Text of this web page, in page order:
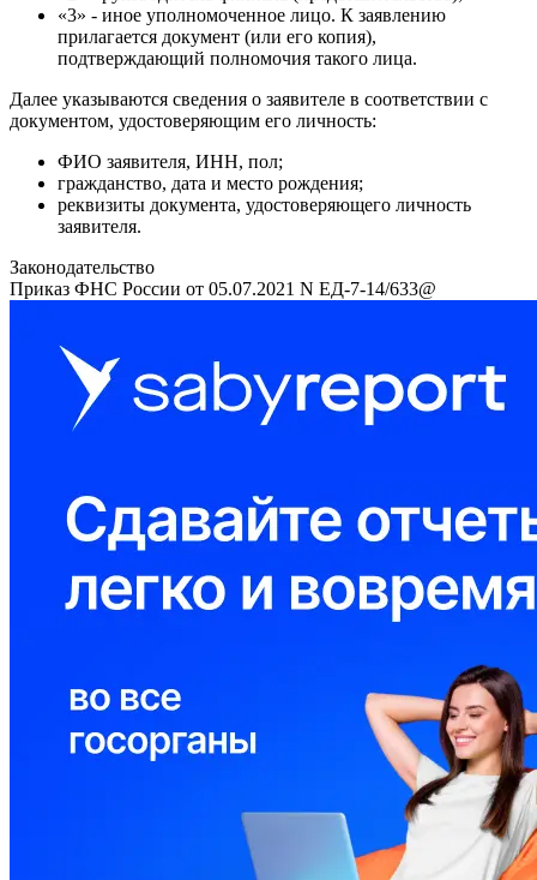
«3» - иное уполномоченное лицо. К заявлению
прилагается документ (или его копия),
подтверждающий полномочия такого лица.
Далее указываются сведения о заявителе в соответствии с
документом, удостоверяющим его личность:
ФИО заявителя, ИНН, пол;
гражданство, дата и место рождения;
реквизиты документа, удостоверяющего личность
заявителя.
Законодательство
Приказ ФНС России от 05.07.2021 N ЕД-7-14/633@